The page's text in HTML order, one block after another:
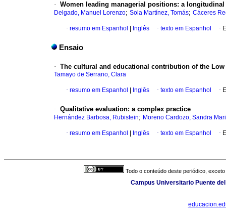
· Women leading managerial positions: a longitudinal
Delgado, Manuel Lorenzo; Sola Martínez, Tomás; Cáceres
· resumo em Espanhol Inglês · texto em Espanhol ·
Ensaio
· The cultural and educational contribution of the
Tamayo de Serrano, Clara
· resumo em Espanhol Inglês · texto em Espanhol ·
· Qualitative evaluation: a complex practice
Hernández Barbosa, Rubistein; Moreno Cardozo, Sandra
· resumo em Espanhol Inglês · texto em Espanhol ·
Todo o conteúdo deste periódico,
Campus Universitario Puente